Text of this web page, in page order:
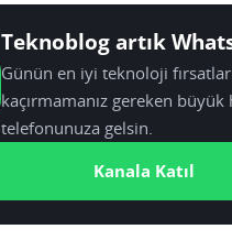
Teknoblog artık
Günün en iyi teknoloji
kaçırmamanız gereken büyük
telefonunuza gelsin.
Kanala Katıl